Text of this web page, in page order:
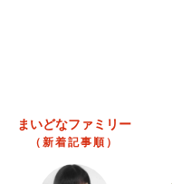
まいどなファミリー
（新着記事順）